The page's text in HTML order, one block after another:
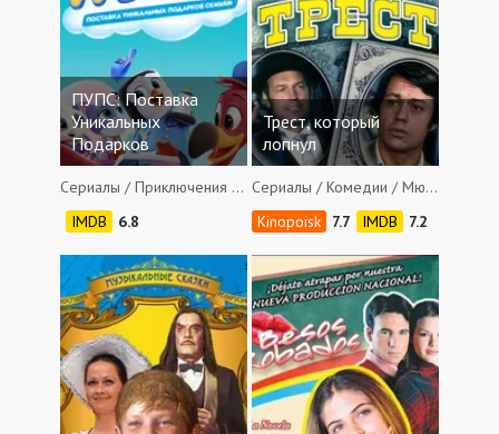
ПУПС: Поставка
Уникальных
Подарков
Сериалы / Приключения / Комедии / Семейные / Мюзиклы / Короткометражные
6.8
Трест, который
лопнул
Сериалы / Комедии / Мюзиклы
7.7
7.2